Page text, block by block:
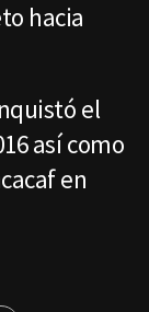
hacia
el
así como
en